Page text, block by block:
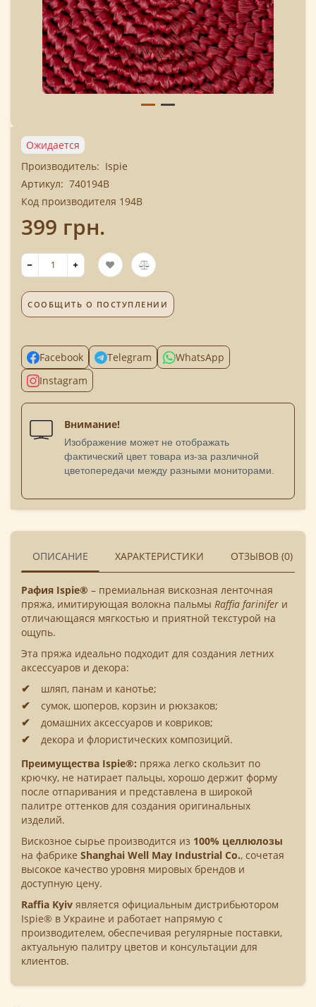
Ожидается
Производитель: Ispie
Артикул: 740194B
Код производителя 194B
399 грн.
СООБЩИТЬ О ПОСТУПЛЕНИИ
Facebook Telegram
WhatsApp
Instagram
Внимание!
Изображение может не отображать
фактический цвет товара из-за различной
цветопередачи между разными мониторами.
ОПИСАНИЕ ХАРАКТЕРИСТИКИ ОТЗЫВОВ (0)
Рафия Ispie® – премиальная вискозная ленточная
пряжа, имитирующая волокна пальмы Raffia farinifer и
отличающаяся мягкостью и приятной текстурой на
ощупь.
Эта пряжа идеально подходит для создания летних
аксессуаров и декора:
шляп, панам и канотье;
сумок, шоперов, корзин и рюкзаков;
домашних аксессуаров и ковриков;
декора и флористических композиций.
Преимущества Ispie®: пряжа легко скользит по
крючку, не натирает пальцы, хорошо держит форму
после отпаривания и представлена в широкой
палитре оттенков для создания оригинальных
изделий.
Вискозное сырье производится из 100% целлюлозы
на фабрике Shanghai Well May Industrial Co., сочетая
высокое качество уровня мировых брендов и
доступную цену.
Raffia Kyiv является официальным дистрибьютором
Ispie® в Украине и работает напрямую с
производителем, обеспечивая регулярные поставки,
актуальную палитру цветов и консультации для
клиентов.